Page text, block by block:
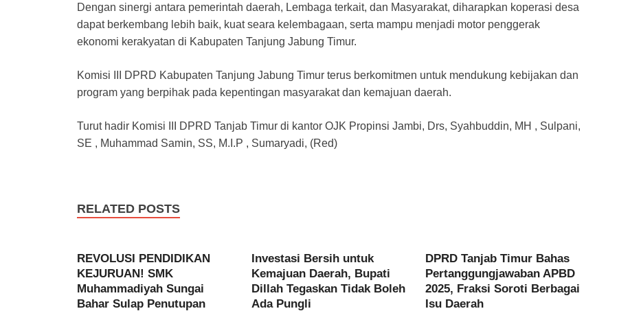
Dengan sinergi antara pemerintah daerah, Lembaga terkait, dan Masyarakat, diharapkan koperasi desa
dapat berkembang lebih baik, kuat seara kelembagaan, serta mampu menjadi motor penggerak
ekonomi kerakyatan di Kabupaten Tanjung Jabung Timur.
Komisi III DPRD Kabupaten Tanjung Jabung Timur terus berkomitmen untuk mendukung kebijakan dan
program yang berpihak pada kepentingan masyarakat dan kemajuan daerah.
Turut hadir Komisi III DPRD Tanjab Timur di kantor OJK Propinsi Jambi, Drs, Syahbuddin, MH , Sulpani,
SE , Muhammad Samin, SS, M.I.P , Sumaryadi, (Red)
RELATED POSTS
REVOLUSI PENDIDIKAN
KEJURUAN! SMK
Muhammadiyah Sungai
Bahar Sulap Penutupan
Investasi Bersih untuk
Kemajuan Daerah, Bupati
Dillah Tegaskan Tidak Boleh
Ada Pungli
DPRD Tanjab Timur Bahas
Pertanggungjawaban APBD
2025, Fraksi Soroti Berbagai
Isu Daerah